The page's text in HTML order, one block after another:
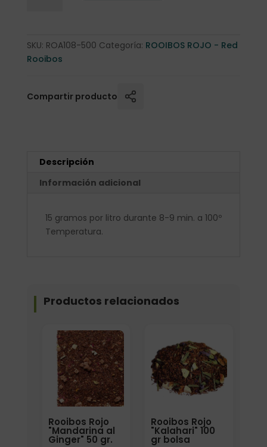
SKU: ROA108-500 Categoría: ROOIBOS ROJO - Red
Rooibos
Compartir producto
Descripción
Información adicional
15 gramos por litro durante 8-9 min. a 100º
Temperatura.
Productos relacionados
Rooibos Rojo
"Mandarina al
Ginger" 50 gr.
Formato
Rooibos Rojo
"Kalahari" 100
gr bolsa